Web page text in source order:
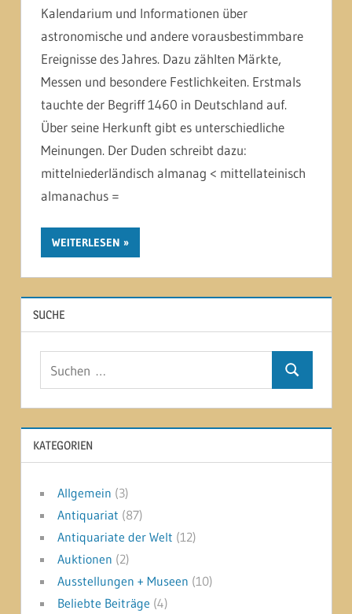
Kalendarium und Informationen über
astronomische und andere vorausbestimmbare
Ereignisse des Jahres. Dazu zählten Märkte,
Messen und besondere Festlichkeiten. Erstmals
tauchte der Begriff 1460 in Deutschland auf.
Über seine Herkunft gibt es unterschiedliche
Meinungen. Der Duden schreibt dazu:
mittelniederländisch almanag < mittellateinisch
almanachus =
WEITERLESEN
SUCHE
Suchen
KATEGORIEN
Allgemein (3)
Antiquariat (87)
Antiquariate der Welt (12)
Auktionen (2)
Ausstellungen + Museen (10)
Beliebte Beiträge (4)